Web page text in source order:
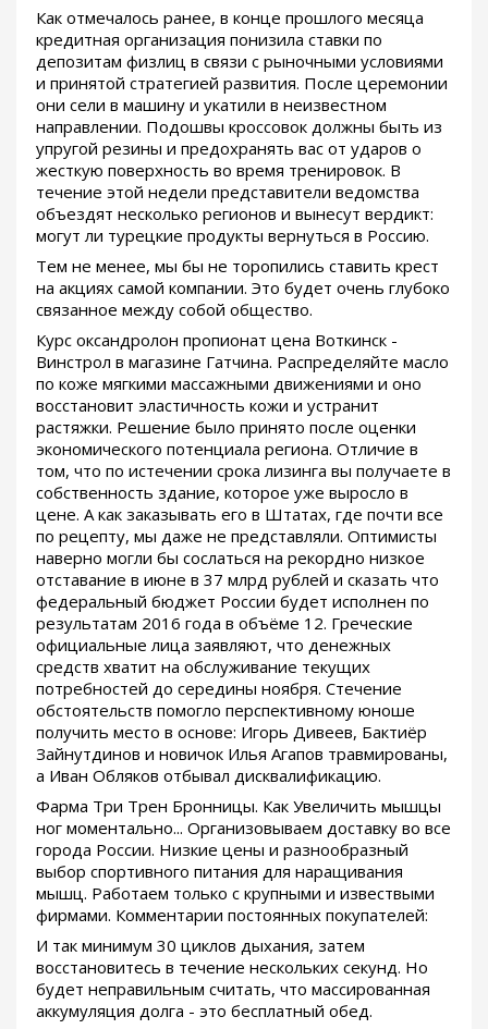
Как отмечалось ранее, в конце прошлого месяца
кредитная организация понизила ставки по
депозитам физлиц в связи с рыночными условиями
и принятой стратегией развития. После церемонии
они сели в машину и укатили в неизвестном
направлении. Подошвы кроссовок должны быть из
упругой резины и предохранять вас от ударов о
жесткую поверхность во время тренировок. В
течение этой недели представители ведомства
объездят несколько регионов и вынесут вердикт:
могут ли турецкие продукты вернуться в Россию.
Тем не менее, мы бы не торопились ставить крест
на акциях самой компании. Это будет очень глубоко
связанное между собой общество.
Курс оксандролон пропионат цена Воткинск -
Винстрол в магазине Гатчина. Распределяйте масло
по коже мягкими массажными движениями и оно
восстановит эластичность кожи и устранит
растяжки. Решение было принято после оценки
экономического потенциала региона. Отличие в
том, что по истечении срока лизинга вы получаете в
собственность здание, которое уже выросло в
цене. А как заказывать его в Штатах, где почти все
по рецепту, мы даже не представляли. Оптимисты
наверно могли бы сослаться на рекордно низкое
отставание в июне в 37 млрд рублей и сказать что
федеральный бюджет России будет исполнен по
результатам 2016 года в объёме 12. Греческие
официальные лица заявляют, что денежных
средств хватит на обслуживание текущих
потребностей до середины ноября. Стечение
обстоятельств помогло перспективному юноше
получить место в основе: Игорь Дивеев, Бактиёр
Зайнутдинов и новичок Илья Агапов травмированы,
а Иван Обляков отбывал дисквалификацию.
Фарма Три Трен Бронницы. Как Увеличить мышцы
ног моментально... Организовываем доставку во все
города России. Низкие цены и разнообразный
выбор спортивного питания для наращивания
мышц. Работаем только с крупными и извествыми
фирмами. Комментарии постоянных покупателей:
И так минимум 30 циклов дыхания, затем
восстановитесь в течение нескольких секунд. Но
будет неправильным считать, что массированная
аккумуляция долга - это бесплатный обед.